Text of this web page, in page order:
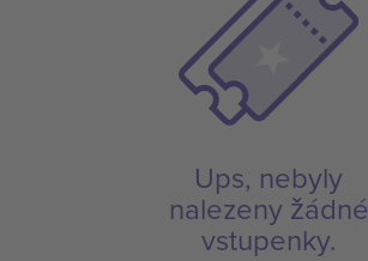
Ups, nebyly
nalezeny žádné
vstupenky.